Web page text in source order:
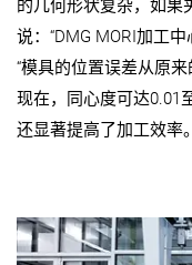
的几何形状复杂，如果
说：“DMG MORI加工
“模具的位置误差从原
现在，同心度可达0.01
还显著提高了加工效率